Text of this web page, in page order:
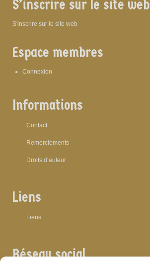
S’inscrire sur le site web
S'inscrire sur le site web
Espace membres
Connexion
Informations
Contact
Remerciements
Droits d’auteur
Liens
Liens
Réseau social